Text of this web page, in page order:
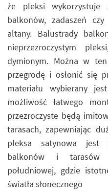
że pleksi wykorzystuje
balkonów, zadaszeń
altany. Balustrady
nieprzezroczystym
dymionym. Można w
przegrodę i osłonić się
materiału wybierany
możliwość łatwego
przezroczyste będą
tarasach, zapewniając
pleksa satynowa jest
balkonów i tarasów
południowej, gdzie
światła słonecznego